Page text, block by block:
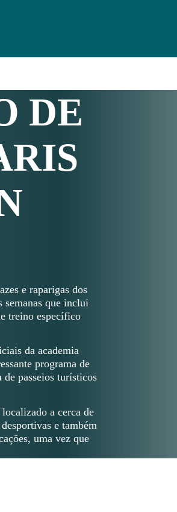
DE
e raparigas dos
semanas que inclui
treino específico
da academia
programa de
passeios turísticos
a cerca de
e também
uma vez que